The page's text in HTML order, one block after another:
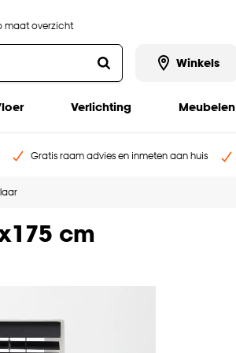
maat overzicht
Winkels
Verlichting Meubelen
Gratis raam advies en inmeten aan huis
cm